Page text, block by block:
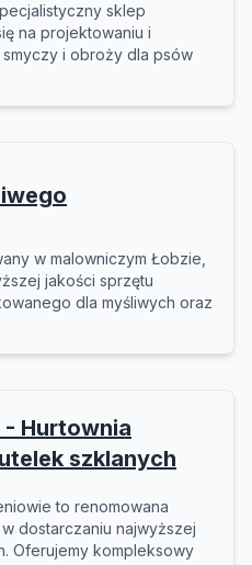
sklep
na projektowaniu i
i obroży dla psów
w malowniczym Łobzie,
jakości sprzętu
dla myśliwych oraz
- Hurtownia
szklanych
to renomowana
dostarczaniu najwyższej
Oferujemy kompleksowy